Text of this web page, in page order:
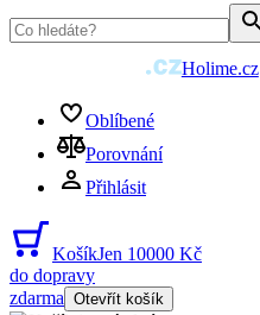
Holime.cz
Oblíbené
Porovnání
Přihlásit
KošíkJen 10000 Kč
do dopravy
zdarma Otevřít košík